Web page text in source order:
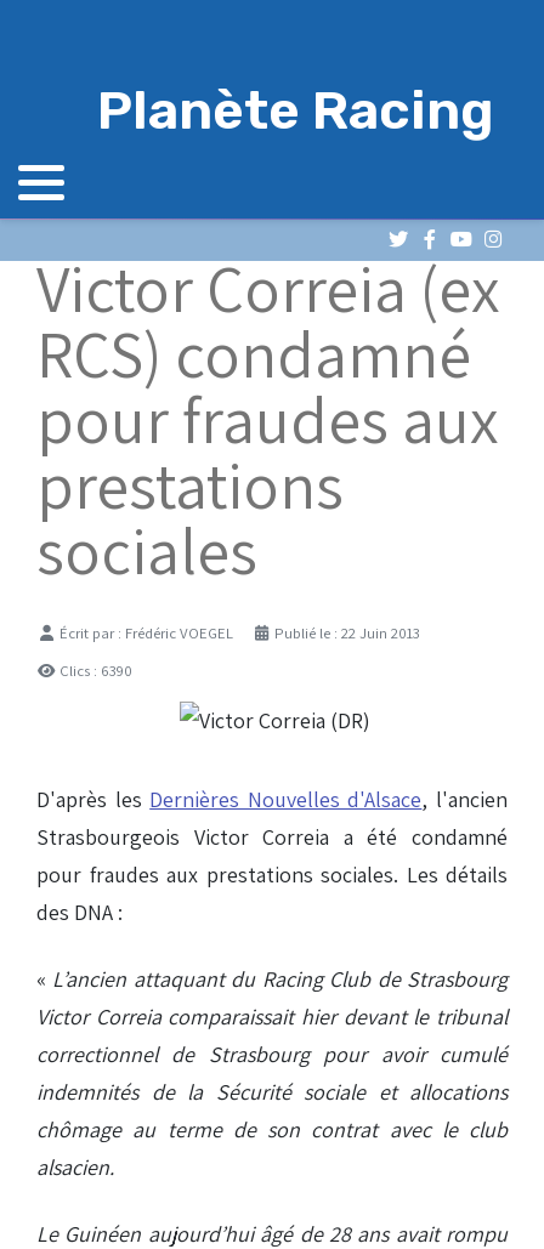
Planète Racing
Victor Correia (ex
RCS) condamné
pour fraudes aux
prestations
sociales
DétailsÉcrit par : Frédéric VOEGEL
Publié le : 22 Juin 2013
Clics : 6390
D'après les Dernières Nouvelles d'Alsace, l'ancien
Strasbourgeois Victor Correia a été condamné
pour fraudes aux prestations sociales. Les détails
des DNA :
« L’ancien attaquant du Racing Club de Strasbourg
Victor Correia comparaissait hier devant le tribunal
correctionnel de Strasbourg pour avoir cumulé
indemnités de la Sécurité sociale et allocations
chômage au terme de son contrat avec le club
alsacien.
Le Guinéen aujourd’hui âgé de 28 ans avait rompu